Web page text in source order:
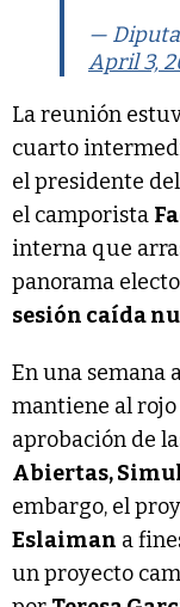
—
April 3,
La reunión
cuarto
el presidente
el camporista
interna que
panorama
sesión caída
En una semana
mantiene al rojo
aprobación de
Abiertas,
embargo, el
Eslaiman a
un proyecto